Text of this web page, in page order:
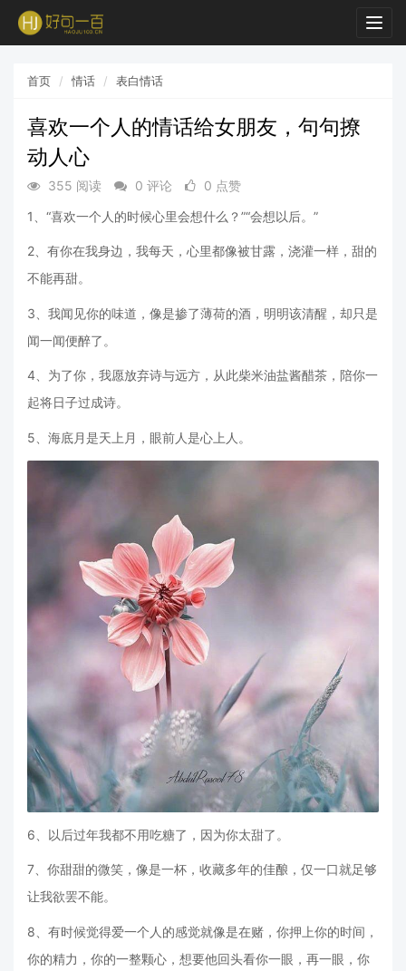
首页 情话 表白情话
喜欢一个人的情话给女朋友，句句撩
动人心
355 阅读 0 评论
0 点赞
1、“喜欢一个人的时候心里会想什么？”“会想以后。”
2、有你在我身边，我每天，心里都像被甘露，浇灌一样，甜的
不能再甜。
3、我闻见你的味道，像是掺了薄荷的酒，明明该清醒，却只是
闻一闻便醉了。
4、为了你，我愿放弃诗与远方，从此柴米油盐酱醋茶，陪你一
起将日子过成诗。
5、海底月是天上月，眼前人是心上人。
6、以后过年我都不用吃糖了，因为你太甜了。
7、你甜甜的微笑，像是一杯，收藏多年的佳酿，仅一口就足够
让我欲罢不能。
8、有时候觉得爱一个人的感觉就像是在赌，你押上你的时间，
你的精力，你的一整颗心，想要他回头看你一眼，再一眼，你